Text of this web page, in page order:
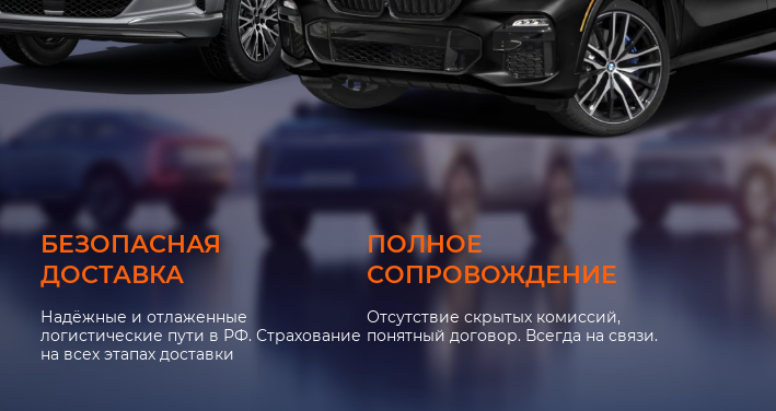
БЕЗОПАСНАЯ
ДОСТАВКА
Надёжные и отлаженные
логистические пути в РФ. Страхование
на всех этапах доставки
ПОЛНОЕ
СОПРОВОЖДЕНИЕ
Отсутствие скрытых комиссий,
понятный договор. Всегда на связи.